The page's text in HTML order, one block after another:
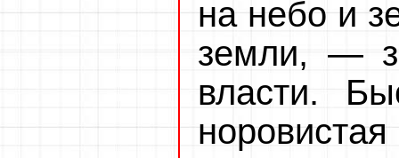
на небо и
земли, —
власти.